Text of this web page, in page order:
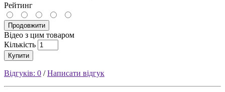
Рейтинг
Продовжити
Відео з цим товаром
Кількість
Купити
Відгуків: 0 /Написати відгук